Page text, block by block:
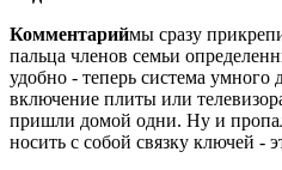
Комментариймы сразу
пальца членов семьи
удобно - теперь система умного
включение плиты или
пришли домой одни. Ну и
носить с собой связку ключей -